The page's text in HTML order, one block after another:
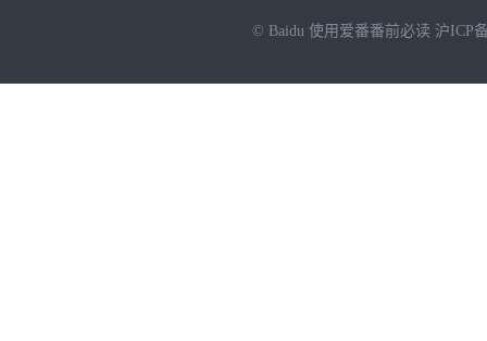
© Baidu 使用爱番番前必读 沪ICP